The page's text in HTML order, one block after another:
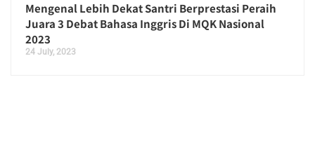
Mengenal Lebih Dekat Santri Berprestasi Peraih
Juara 3 Debat Bahasa Inggris Di MQK Nasional
2023
24 July, 2023